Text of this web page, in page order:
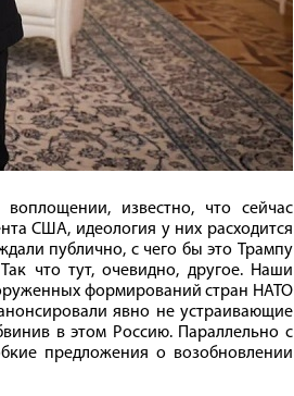
известно, что сейчас
США, идеология у них расходится
публично, с чего бы это Трампу
что тут, очевидно, другое. Наши
формирований стран НАТО
явно не устраивающие
в этом Россию. Параллельно с
предложения о возобновлении